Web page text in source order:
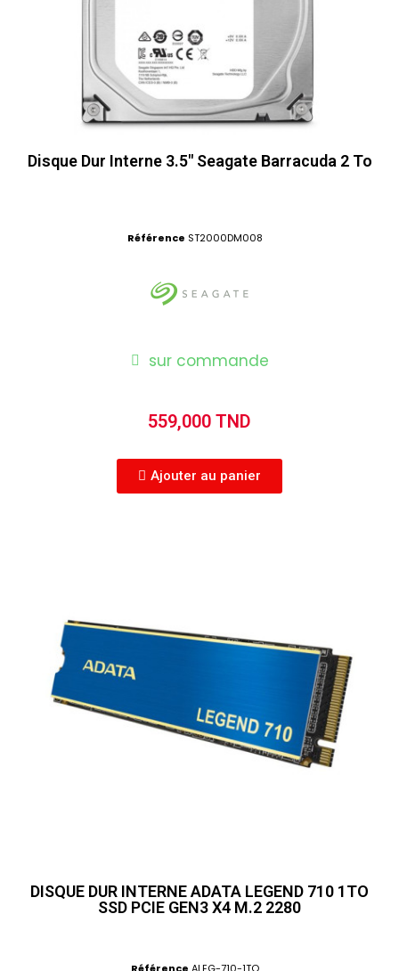
Disque Dur Interne 3.5" Seagate Barracuda 2 To
Référence ST2000DM008
sur commande
559,000 TND
Ajouter au panier
DISQUE DUR INTERNE ADATA LEGEND 710 1TO
SSD PCIE GEN3 X4 M.2 2280